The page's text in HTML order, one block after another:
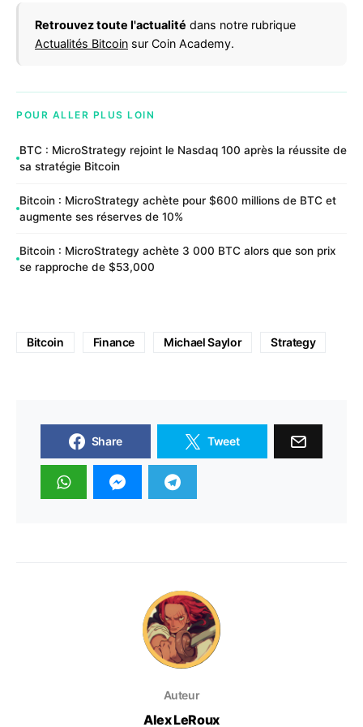
Retrouvez toute l'actualité dans notre rubrique
Actualités Bitcoin sur Coin Academy.
POUR ALLER PLUS LOIN
BTC : MicroStrategy rejoint le Nasdaq 100 après la réussite de
sa stratégie Bitcoin
Bitcoin : MicroStrategy achète pour $600 millions de BTC et
augmente ses réserves de 10%
Bitcoin : MicroStrategy achète 3 000 BTC alors que son prix
se rapproche de $53,000
Bitcoin Finance Michael Saylor Strategy
Share Tweet
Auteur
Alex LeRoux